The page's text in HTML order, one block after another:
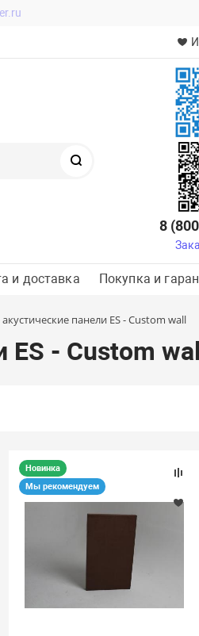
8
и доставка Покупка и
панели ES - Custom wall
ES - Custom
Новинка
Мы рекомендуем